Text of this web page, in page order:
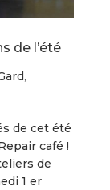
de l’été
,
de cet été
café !
de
1 er